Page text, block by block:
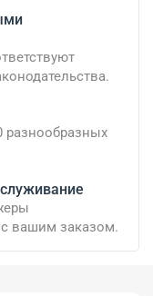
разнообразных
с вашим заказом.